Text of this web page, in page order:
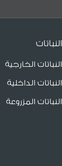
النباتات
النباتات الخارجية
النباتات الداخلية
النباتات المزروعة